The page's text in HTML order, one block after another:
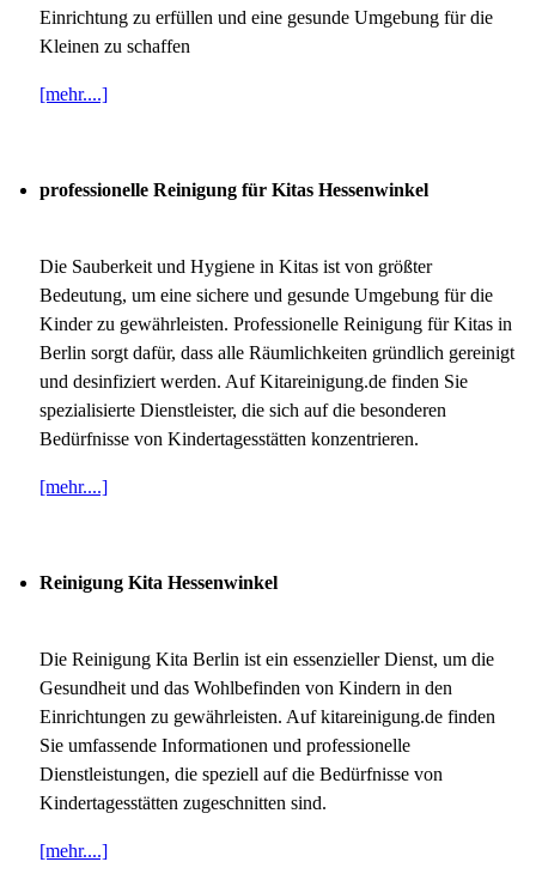
Einrichtung zu erfüllen und eine gesunde Umgebung für die
Kleinen zu schaffen
[mehr....]
professionelle Reinigung für Kitas Hessenwinkel
Die Sauberkeit und Hygiene in Kitas ist von größter
Bedeutung, um eine sichere und gesunde Umgebung für die
Kinder zu gewährleisten. Professionelle Reinigung für Kitas in
Berlin sorgt dafür, dass alle Räumlichkeiten gründlich gereinigt
und desinfiziert werden. Auf Kitareinigung.de finden Sie
spezialisierte Dienstleister, die sich auf die besonderen
Bedürfnisse von Kindertagesstätten konzentrieren.
[mehr....]
Reinigung Kita Hessenwinkel
Die Reinigung Kita Berlin ist ein essenzieller Dienst, um die
Gesundheit und das Wohlbefinden von Kindern in den
Einrichtungen zu gewährleisten. Auf kitareinigung.de finden
Sie umfassende Informationen und professionelle
Dienstleistungen, die speziell auf die Bedürfnisse von
Kindertagesstätten zugeschnitten sind.
[mehr....]